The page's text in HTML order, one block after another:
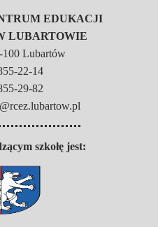
EDUKACJI
LUBARTOWIE
100 Lubartów
22-14
29-82
szkołę jest: